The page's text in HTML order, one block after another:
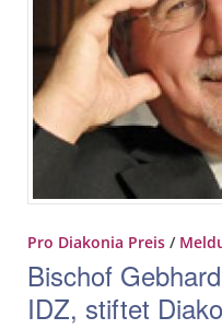
Pro Diakonia Preis /
Bischof
IDZ, stiftet